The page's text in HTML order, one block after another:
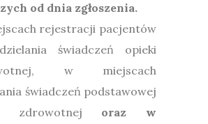
od dnia zgłoszenia.
rejestracji pacjentów
świadczeń opieki
w miejscach
świadczeń podstawowej
zdrowotnej oraz w